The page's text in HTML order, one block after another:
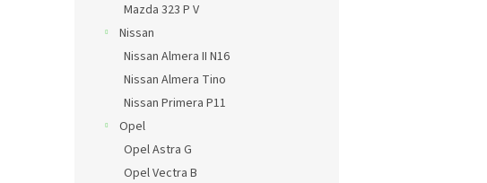
Mazda 323 P V
Nissan
Nissan Almera II N16
Nissan Almera Tino
Nissan Primera P11
Opel
Opel Astra G
Opel Vectra B